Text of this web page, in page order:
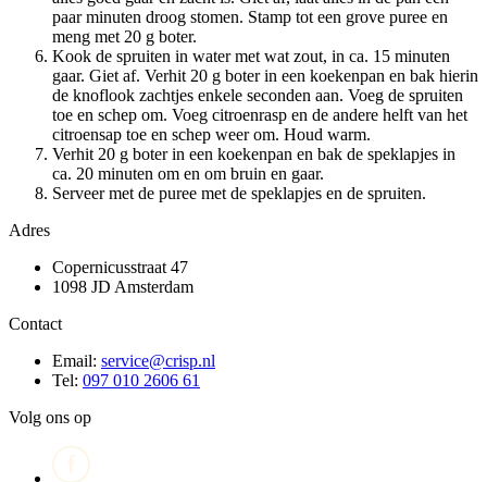
paar minuten droog stomen. Stamp tot een grove puree en
meng met 20 g boter.
Kook de spruiten in water met wat zout, in ca. 15 minuten
gaar. Giet af. Verhit 20 g boter in een koekenpan en bak hierin
de knoflook zachtjes enkele seconden aan. Voeg de spruiten
toe en schep om. Voeg citroenrasp en de andere helft van het
citroensap toe en schep weer om. Houd warm.
Verhit 20 g boter in een koekenpan en bak de speklapjes in
ca. 20 minuten om en om bruin en gaar.
Serveer met de puree met de speklapjes en de spruiten.
Adres
Copernicusstraat 47
1098 JD Amsterdam
Contact
Email: service@crisp.nl
Tel: 097 010 2606 61
Volg ons op